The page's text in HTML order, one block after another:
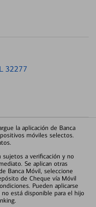
32277
la aplicación de Banca
móviles selectos.
a verificación y no
Se aplican otras
Banca Móvil, seleccione
de Cheque vía Móvil
Pueden aplicarse
está disponible para el hijo